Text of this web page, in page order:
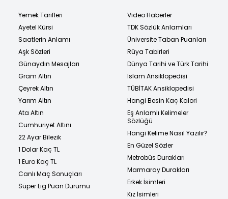
Yemek Tarifleri
Ayetel Kürsi
Saatlerin Anlamı
Aşk Sözleri
Günaydın Mesajları
Gram Altın
Çeyrek Altın
Yarım Altın
Ata Altın
Cumhuriyet Altını
22 Ayar Bilezik
1 Dolar Kaç TL
1 Euro Kaç TL
Canlı Maç Sonuçları
Süper Lig Puan Durumu
Video Haberler
TDK Sözlük Anlamları
Üniversite Taban Puanları
Rüya Tabirleri
Dünya Tarihi ve Türk Tarihi
İslam Ansiklopedisi
TÜBİTAK Ansiklopedisi
Hangi Besin Kaç Kalori
Eş Anlamlı Kelimeler
Sözlüğü
Hangi Kelime Nasıl Yazılır?
En Güzel Sözler
Metrobüs Durakları
Marmaray Durakları
Erkek İsimleri
Kız İsimleri